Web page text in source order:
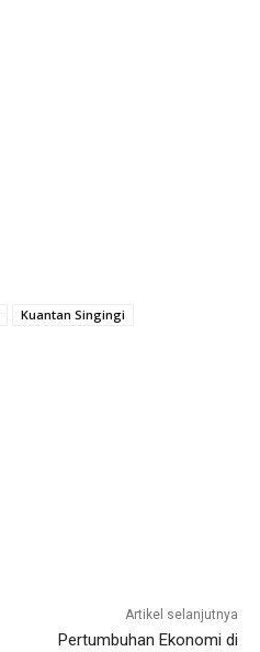
Kuantan Singingi
Artikel selanjutnya
Pertumbuhan Ekonomi di